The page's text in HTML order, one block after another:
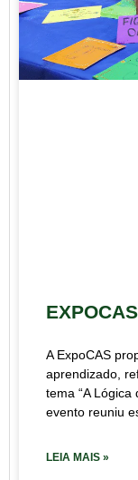
A ExpoCAS
aprendizado,
tema “A Lógica
evento reuniu
LEIA MAIS »